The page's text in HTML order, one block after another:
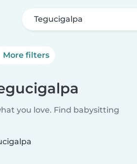
Tegucigalpa
More filters
you love. Find babysitting